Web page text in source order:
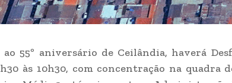
55º aniversário de Ceilândia, haverá
às 10h30, com concentração na quadra